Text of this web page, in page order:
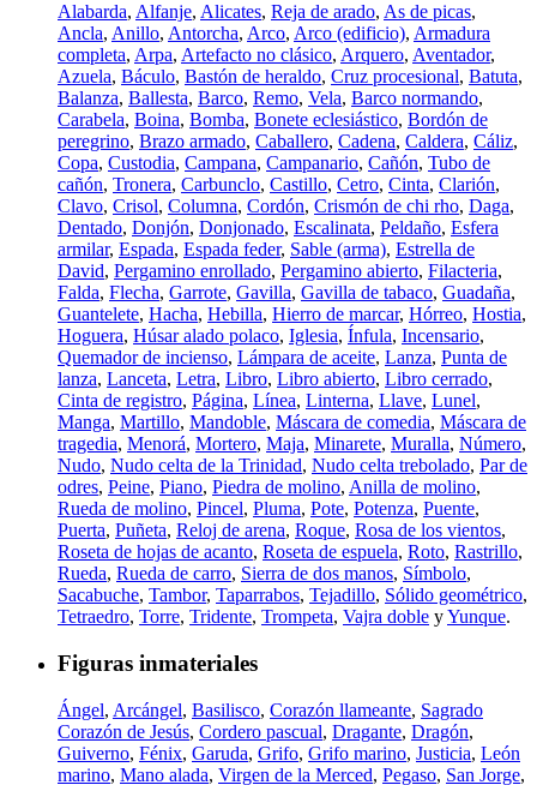
Alabarda, Alfanje, Alicates, Reja de arado, As de picas,
Ancla, Anillo, Antorcha, Arco, Arco (edificio), Armadura
completa, Arpa, Artefacto no clásico, Arquero, Aventador,
Azuela, Báculo, Bastón de heraldo, Cruz procesional, Batuta,
Balanza, Ballesta, Barco, Remo, Vela, Barco normando,
Carabela, Boina, Bomba, Bonete eclesiástico, Bordón de
peregrino, Brazo armado, Caballero, Cadena, Caldera, Cáliz,
Copa, Custodia, Campana, Campanario, Cañón, Tubo de
cañón, Tronera, Carbunclo, Castillo, Cetro, Cinta, Clarión,
Clavo, Crisol, Columna, Cordón, Crismón de chi rho, Daga,
Dentado, Donjón, Donjonado, Escalinata, Peldaño, Esfera
armilar, Espada, Espada feder, Sable (arma), Estrella de
David, Pergamino enrollado, Pergamino abierto, Filacteria,
Falda, Flecha, Garrote, Gavilla, Gavilla de tabaco, Guadaña,
Guantelete, Hacha, Hebilla, Hierro de marcar, Hórreo, Hostia,
Hoguera, Húsar alado polaco, Iglesia, Ínfula, Incensario,
Quemador de incienso, Lámpara de aceite, Lanza, Punta de
lanza, Lanceta, Letra, Libro, Libro abierto, Libro cerrado,
Cinta de registro, Página, Línea, Linterna, Llave, Lunel,
Manga, Martillo, Mandoble, Máscara de comedia, Máscara de
tragedia, Menorá, Mortero, Maja, Minarete, Muralla, Número,
Nudo, Nudo celta de la Trinidad, Nudo celta trebolado, Par de
odres, Peine, Piano, Piedra de molino, Anilla de molino,
Rueda de molino, Pincel, Pluma, Pote, Potenza, Puente,
Puerta, Puñeta, Reloj de arena, Roque, Rosa de los vientos,
Roseta de hojas de acanto, Roseta de espuela, Roto, Rastrillo,
Rueda, Rueda de carro, Sierra de dos manos, Símbolo,
Sacabuche, Tambor, Taparrabos, Tejadillo, Sólido geométrico,
Tetraedro, Torre, Tridente, Trompeta, Vajra doble yYunque.
Figuras inmateriales
Ángel, Arcángel, Basilisco, Corazón llameante, Sagrado
Corazón de Jesús, Cordero pascual, Dragante, Dragón,
Guiverno, Fénix, Garuda, Grifo, Grifo marino, Justicia, León
marino, Mano alada, Virgen de la Merced, Pegaso, San Jorge,